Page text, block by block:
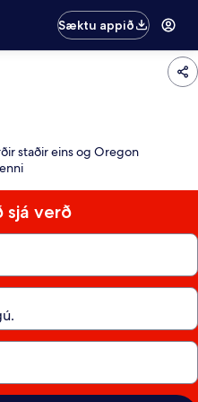
Sæktu appið
staðir eins og Oregon
sjá verð